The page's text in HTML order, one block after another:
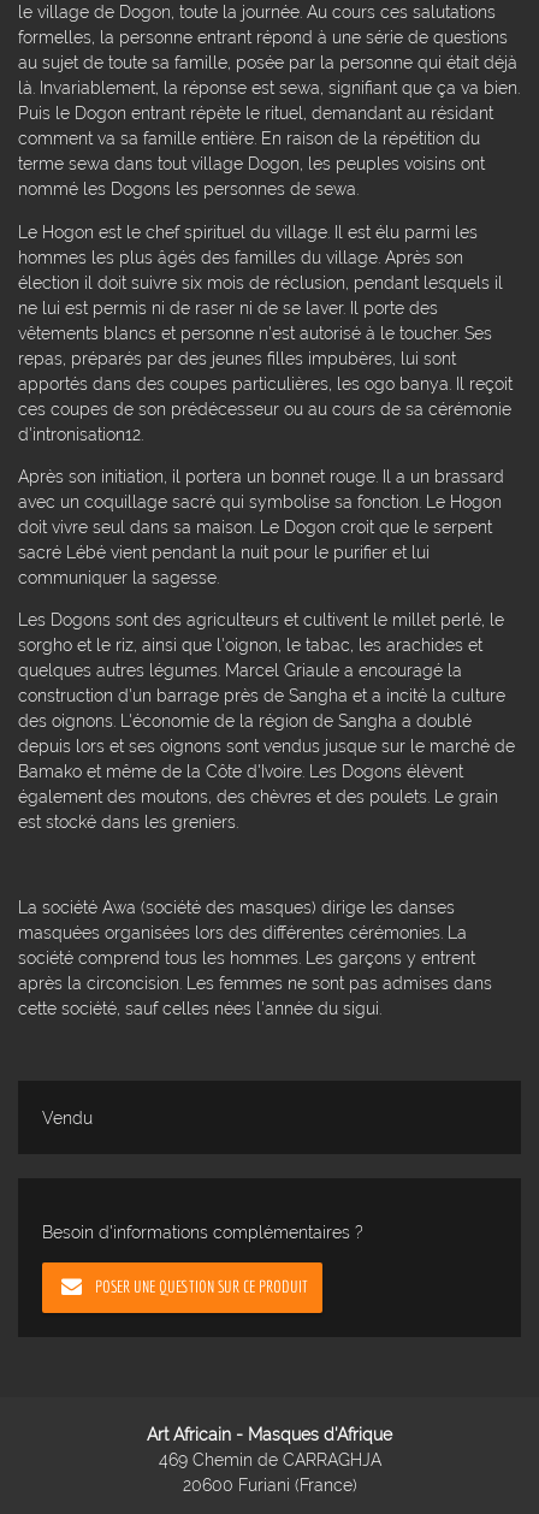
le village de Dogon, toute la journée. Au cours ces salutations
formelles, la personne entrant répond à une série de questions
au sujet de toute sa famille, posée par la personne qui était déjà
là. Invariablement, la réponse est sewa, signifiant que ça va bien.
Puis le Dogon entrant répète le rituel, demandant au résidant
comment va sa famille entière. En raison de la répétition du
terme sewa dans tout village Dogon, les peuples voisins ont
nommé les Dogons les personnes de sewa.
Le Hogon est le chef spirituel du village. Il est élu parmi les
hommes les plus âgés des familles du village. Après son
élection il doit suivre six mois de réclusion, pendant lesquels il
ne lui est permis ni de raser ni de se laver. Il porte des
vêtements blancs et personne n'est autorisé à le toucher. Ses
repas, préparés par des jeunes filles impubères, lui sont
apportés dans des coupes particulières, les ogo banya. Il reçoit
ces coupes de son prédécesseur ou au cours de sa cérémonie
d'intronisation12.
Après son initiation, il portera un bonnet rouge. Il a un brassard
avec un coquillage sacré qui symbolise sa fonction. Le Hogon
doit vivre seul dans sa maison. Le Dogon croit que le serpent
sacré Lébé vient pendant la nuit pour le purifier et lui
communiquer la sagesse.
Les Dogons sont des agriculteurs et cultivent le millet perlé, le
sorgho et le riz, ainsi que l'oignon, le tabac, les arachides et
quelques autres légumes. Marcel Griaule a encouragé la
construction d'un barrage près de Sangha et a incité la culture
des oignons. L'économie de la région de Sangha a doublé
depuis lors et ses oignons sont vendus jusque sur le marché de
Bamako et même de la Côte d'Ivoire. Les Dogons élèvent
également des moutons, des chèvres et des poulets. Le grain
est stocké dans les greniers.
La société Awa (société des masques) dirige les danses
masquées organisées lors des différentes cérémonies. La
société comprend tous les hommes. Les garçons y entrent
après la circoncision. Les femmes ne sont pas admises dans
cette société, sauf celles nées l'année du sigui.
Vendu
Besoin d'informations complémentaires ?
POSER UNE QUESTION SUR CE PRODUIT
Art Africain - Masques d'Afrique
469 Chemin de CARRAGHJA
20600 Furiani (France)